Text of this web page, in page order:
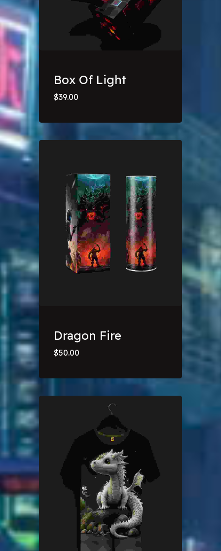
Box Of Light
$39.00
Dragon Fire
$50.00